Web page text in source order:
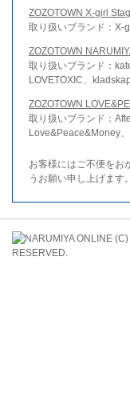
ZOZOTOWN X-girl
取り扱いブランド：X-
ZOZOTOWN
取り扱いブランド：
LOVETOXIC、
ZOZOTOWN
取り扱いブランド：
Love&Peace&Money
お客様にはご不便をお
うお願い申し上げます。